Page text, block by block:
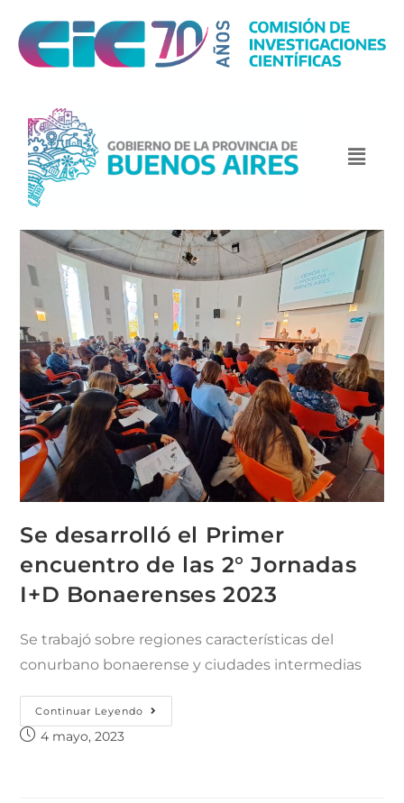
Se desarrolló el Primer
encuentro de las 2° Jornadas
I+D Bonaerenses 2023
Se trabajó sobre regiones características del
conurbano bonaerense y ciudades intermedias
Continuar Leyendo
4 mayo, 2023